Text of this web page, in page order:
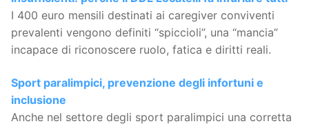
I 400 euro mensili destinati ai caregiver conviventi
prevalenti vengono definiti “spiccioli”, una “mancia”
incapace di riconoscere ruolo, fatica e diritti reali.
Sport paralimpici, prevenzione degli infortuni e
inclusione
Anche nel settore degli sport paralimpici una corretta